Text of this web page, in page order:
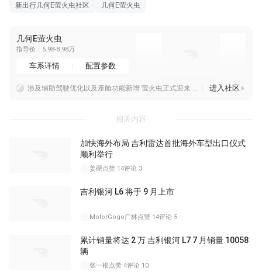
新出行几何E萤火虫社区 几何E萤火虫
几何E萤火虫
指导价：5.98-8.98万
车系详情 配置参数
进入社区
相关内容
加快海外布局 吉利雷达首批海外车型出口仪式
顺利举行
姜硬点赞 14评论 3
吉利银河 L6 将于 9 月上市
MotorGogo广林点赞 14评论 5
累计销量将达 2 万 吉利银河 L7 7 月销量 10058
辆
张一根点赞 4评论 10